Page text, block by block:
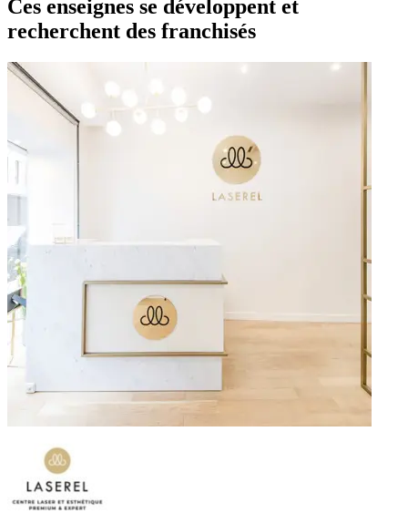
Ces enseignes se développent et
recherchent des franchisés